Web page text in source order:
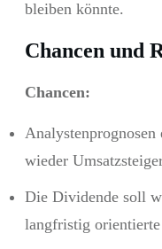
bleiben könnte.
Chancen und
Chancen:
Analystenprognosen
wieder
Die Dividende soll
langfristig